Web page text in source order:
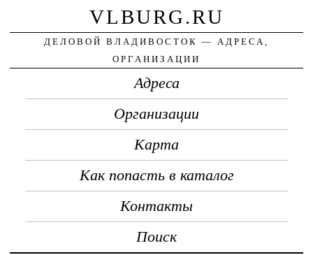
VLBURG.RU
ДЕЛОВОЙ ВЛАДИВОСТОК — АДРЕСА,
ОРГАНИЗАЦИИ
Адреса
Организации
Карта
Как попасть в каталог
Контакты
Поиск